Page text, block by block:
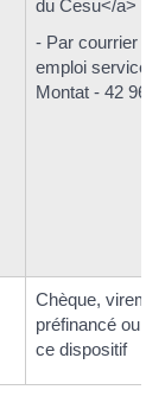
du Cesu</a>
- Par courrier :
emploi service
Montat - 42 961
Chèque,
préfinancé ou
ce dispositif